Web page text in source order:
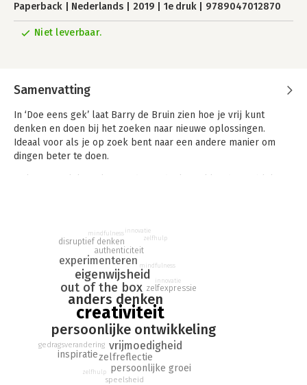
Paperback Nederlands 2019 1e druk 9789047012870
Niet leverbaar.
Samenvatting
In ‘Doe eens gek’ laat Barry de Bruin zien hoe je vrij kunt
denken en doen bij het zoeken naar nieuwe oplossingen.
Ideaal voor als je op zoek bent naar een andere manier om
dingen beter te doen.
probeer eens iets geks. Breek met conventies. Sta open voor
(nu nog) absurde ideeën. De beste remedie tegen de gekte die
je overkomt is de gekte die je zelf creëert.
Dit boek laat je oefenen in vrijmoedigheid en bevat meer dan
vijftig tips en tricks voor iedereen die zichzelf en anderen wil
bewegen om dingen anders aan te pakken. Ontdek jouw
speelruimte en leer hoe je die samen met anderen nog groter
kunt maken.
creativiteit
anders denken
persoonlijke ontwikkeling
out of the box
eigenwijsheid
vrijmoedigheid
experimenteren
zelfreflectie
persoonlijke groei
inspiratie
authenticiteit
disruptief denken
zelfexpressie
speelsheid
gedragsverandering
mindfulness
innovatie
zelfhulp
mindfulness innovatie
zelfhulp